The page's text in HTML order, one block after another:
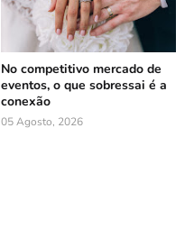
No competitivo mercado de
eventos, o que sobressai é a
conexão
05 Agosto, 2026